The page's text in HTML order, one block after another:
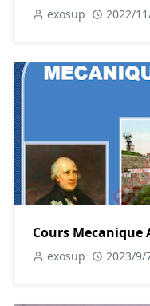
exosup 2022/
Cours Mecanique
exosup 2023/9/